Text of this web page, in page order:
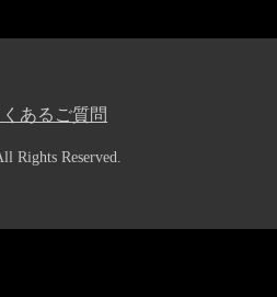
くあるご質問
Rights Reserved.